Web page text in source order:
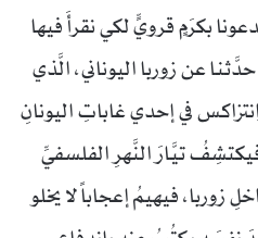
بكرَمٍ قرويٍّ لكي نقرأَ فيها
عن زوربا اليوناني، الَّذي
في إحدي غاباتِ اليونانِ
تيَّارَ النَّهرِ الفلسفيِّ
زوربا، فيهيمُ إعجاباً لا يخلو